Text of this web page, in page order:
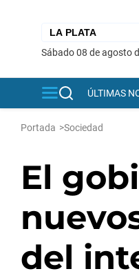
sábado 08 de agosto
ÚLTIMAS
Portada >Sociedad
El
del